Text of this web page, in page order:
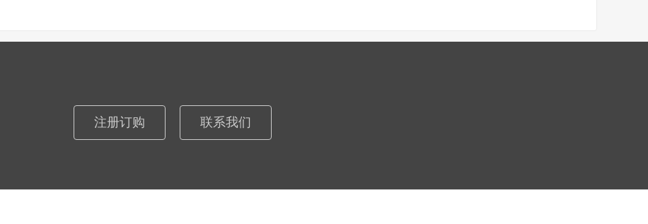
注册订购 联系我们